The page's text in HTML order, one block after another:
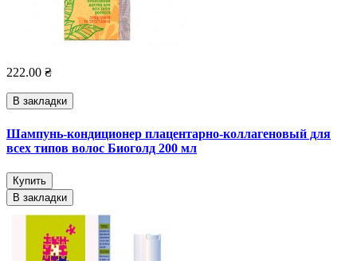
222.00 ₴
В закладки
Шампунь-кондиционер плацентарно-коллагеновый для
всех типов волос Биоголд 200 мл
Купить
В закладки